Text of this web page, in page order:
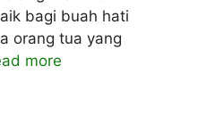
bagi buah hati
orang tua yang
more